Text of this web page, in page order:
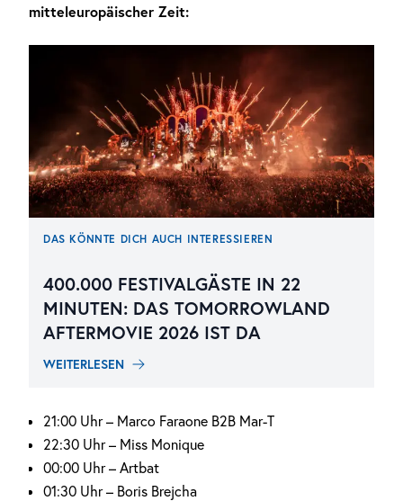
mitteleuropäischer Zeit:
DAS KÖNNTE DICH AUCH INTERESSIEREN
400.000 FESTIVALGÄSTE IN 22
MINUTEN: DAS TOMORROWLAND
AFTERMOVIE 2026 IST DA
WEITERLESEN
21:00 Uhr – Marco Faraone B2B Mar-T
22:30 Uhr – Miss Monique
00:00 Uhr – Artbat
01:30 Uhr – Boris Brejcha